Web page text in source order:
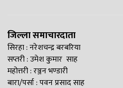
जिल्ला समाचारदाता
सिरहा : नरेशचन्द्र बरबरिया
सप्तरी : उमेश कुमार साह
महोत्तरी : रञ्जन भण्डारी
बारा/पर्सा : पवन प्रसाद साह